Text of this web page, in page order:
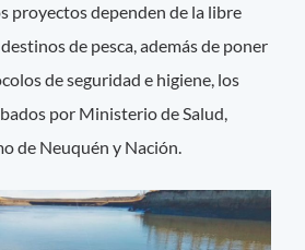
proyectos dependen de la libre
de pesca, además de poner
de seguridad e higiene, los
por Ministerio de Salud,
de Neuquén y Nación.